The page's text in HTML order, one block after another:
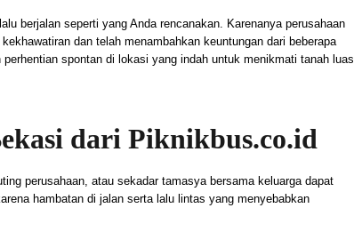
berjalan seperti yang Anda rencanakan. Karenanya perusahaan
dan telah menambahkan keuntungan dari beberapa
spontan di lokasi yang indah untuk menikmati tanah luas
dari Piknikbus.co.id
perusahaan, atau sekadar tamasya bersama keluarga dapat
hambatan di jalan serta lalu lintas yang menyebabkan